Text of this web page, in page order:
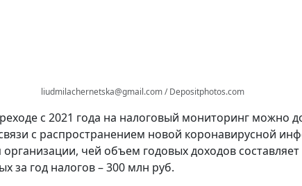
liudmilachernetska@gmail.com / Depositphotos.com
с 2021 года на налоговый мониторинг можно
с распространением новой коронавирусной
чей объем годовых доходов
за год налогов – 300 млн руб.